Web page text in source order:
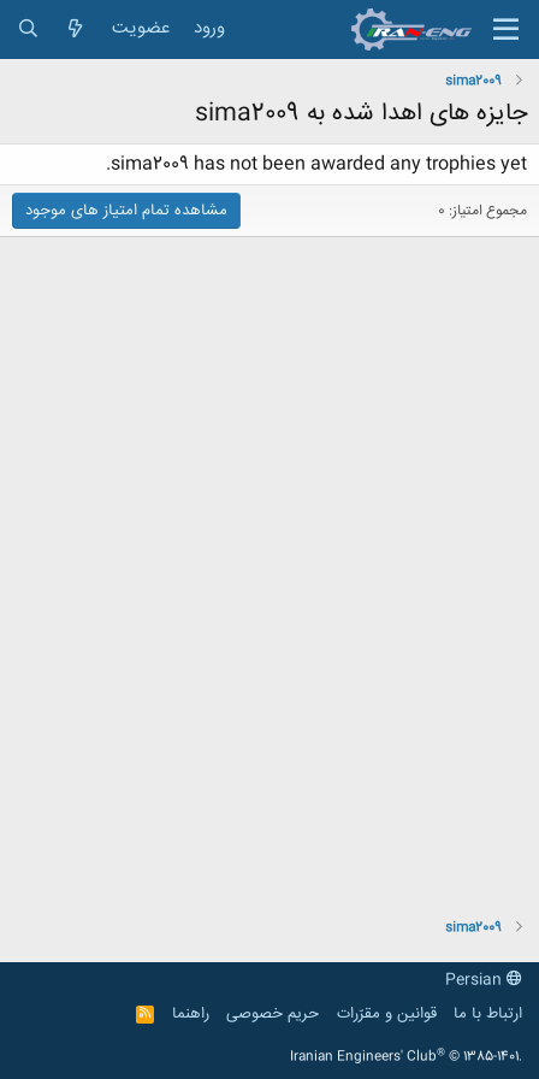
ورود عضویت
sima2009
جایزه های اهدا شده به sima2009
sima2009 has not been awarded any trophies yet.
مجموع امتیاز: 0 مشاهده تمام امتیاز های موجود
sima2009
ارتباط با ما
قوانین و مقرّرات حریم خصوصی راهنما
R
S
Iranian Engineers' Club® © 1385-1401.